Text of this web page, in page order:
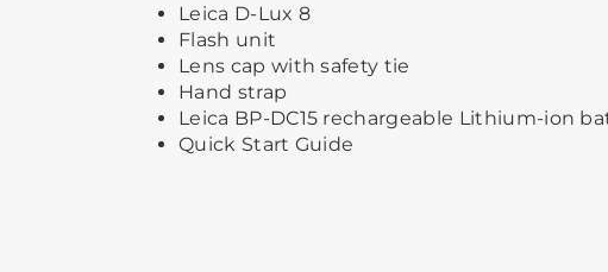
Leica D-Lux 8
Flash unit
Lens cap with safety tie
Hand strap
Leica BP-DC15 rechargeable Lithium-ion
Quick Start Guide